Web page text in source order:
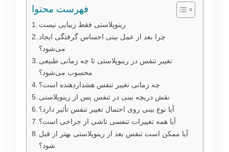
فهرست محتوا
رینوپلاستی فقط زیبایی نیست
چرا بعد از عمل بینی احساس گرفتگی ایجاد
می‌شود؟
تغییر تنفس در رینوپلاستی تا چه زمانی طبیعی
محسوب می‌شود؟
چه زمانی تغییر تنفس هشداردهنده است؟
نقش دریچه بینی در تنفس پس از رینوپلاستی
آیا نوع بینی روی احتمال تغییر تنفس تأثیر دارد؟
آیا همه تغییرات تنفسی ناشی از جراحی است؟
آیا ممکن است تنفس بعد از رینوپلاستی بهتر از قبل
شود؟